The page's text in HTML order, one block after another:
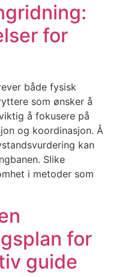
for
både fysisk
som ønsker å
å fokusere på
og koordinasjon. Å
kan
Slike
i metoder som
for
guide